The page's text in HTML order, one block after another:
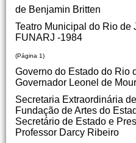
de Benjamin Britten
Teatro Municipal do Rio de
FUNARJ -1984
(Página 1)
Governo do Estado do Rio
Governador Leonel de
Secretaria Extraordinária
Fundação de Artes do
Secretário de Estado e
Professor Darcy Ribeiro